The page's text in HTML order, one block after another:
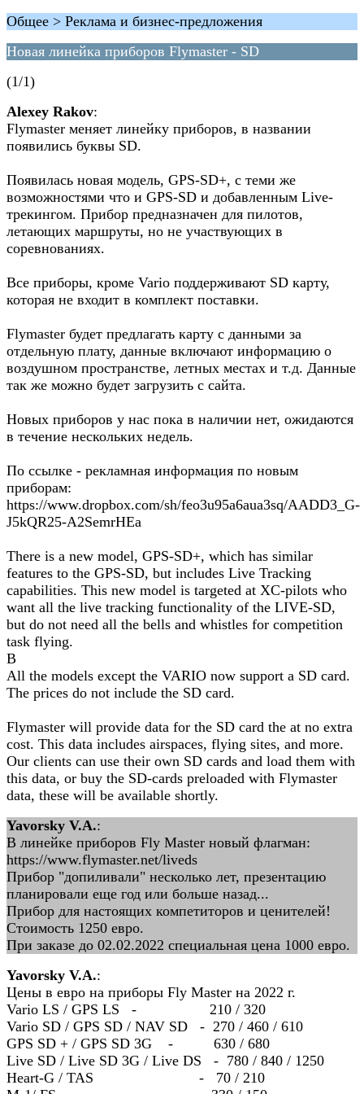
Общее > Реклама и бизнес-предложения
Новая линейка приборов Flymaster - SD
(1/1)
Alexey Rakov:
Flymaster меняет линейку приборов, в названии
появились буквы SD.
Появилась новая модель, GPS-SD+, с теми же
возможностями что и GPS-SD и добавленным Live-
трекингом. Прибор предназначен для пилотов,
летающих маршруты, но не участвующих в
соревнованиях.
Все приборы, кроме Vario поддерживают SD карту,
которая не входит в комплект поставки.
Flymaster будет предлагать карту с данными за
отдельную плату, данные включают информацию о
воздушном пространстве, летных местах и т.д. Данные
так же можно будет загрузить с сайта.
Новых приборов у нас пока в наличии нет, ожидаются
в течение нескольких недель.
По ссылке - рекламная информация по новым
приборам:
https://www.dropbox.com/sh/feo3u95a6aua3sq/AADD3_G-
J5kQR25-A2SemrHEa
There is a new model, GPS-SD+, which has similar
features to the GPS-SD, but includes Live Tracking
capabilities. This new model is targeted at XC-pilots who
want all the live tracking functionality of the LIVE-SD,
but do not need all the bells and whistles for competition
task flying.
В
All the models except the VARIO now support a SD card.
The prices do not include the SD card.
Flymaster will provide data for the SD card the at no extra
cost. This data includes airspaces, flying sites, and more.
Our clients can use their own SD cards and load them with
this data, or buy the SD-cards preloaded with Flymaster
data, these will be available shortly.
Yavorsky V.A.:
В линейке приборов Fly Master новый флагман:
https://www.flymaster.net/liveds
Прибор "допиливали" несколько лет, презентацию
планировали еще год или больше назад...
Прибор для настоящих компетиторов и ценителей!
Стоимость 1250 евро.
При заказе до 02.02.2022 специальная цена 1000 евро.
Yavorsky V.A.:
Цены в евро на приборы Fly Master на 2022 г.
Vario LS / GPS LS - 210 / 320
Vario SD / GPS SD / NAV SD - 270 / 460 / 610
GPS SD + / GPS SD 3G - 630 / 680
Live SD / Live SD 3G / Live DS - 780 / 840 / 1250
Heart-G / TAS - 70 / 210